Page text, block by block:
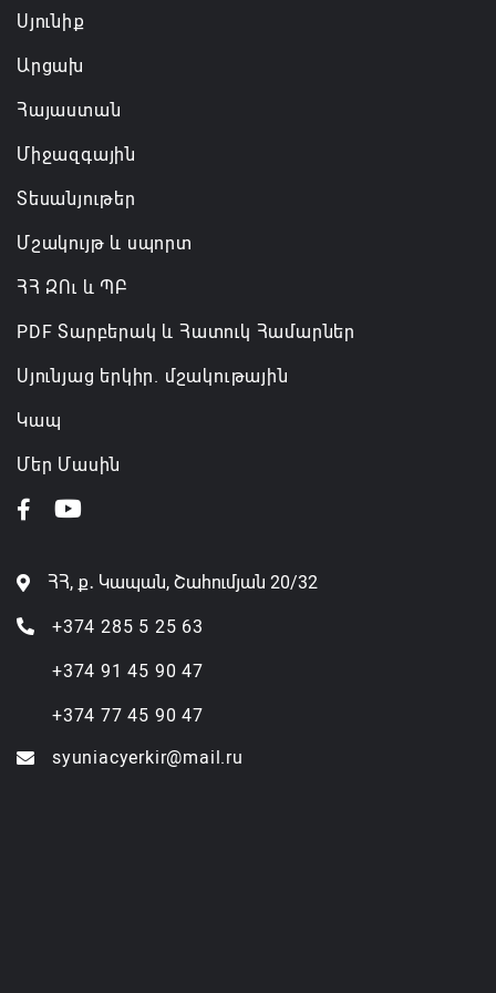
Սյունիք
Արցախ
Հայաստան
Միջազգային
Տեսանյութեր
Մշակույթ և սպորտ
ՀՀ ԶՈւ և ՊԲ
PDF Տարբերակ և Հատուկ Համարներ
Սյունյաց երկիր. մշակութային
Կապ
Մեր Մասին
ՀՀ, ք․ Կապան, Շահումյան 20/32
+374 285 5 25 63
+374 91 45 90 47
+374 77 45 90 47
syuniacyerkir@mail.ru